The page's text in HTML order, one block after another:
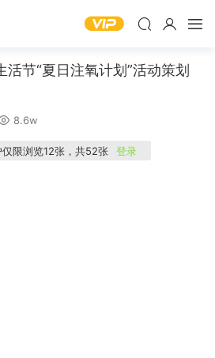
节“夏日注氧计划”活动策划
8.6w
仅限浏览12张，共52张 登录